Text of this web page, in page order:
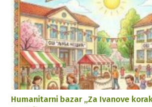
Humanitarni bazar „Za Ivanove